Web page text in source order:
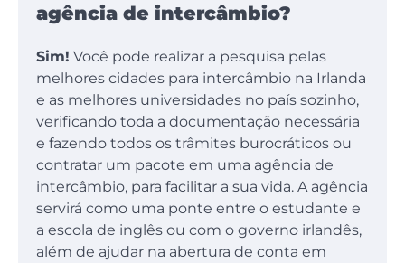
agência de intercâmbio?
Sim! Você pode realizar a pesquisa pelas
melhores cidades para intercâmbio na Irlanda
e as melhores universidades no país sozinho,
verificando toda a documentação necessária
e fazendo todos os trâmites burocráticos ou
contratar um pacote em uma agência de
intercâmbio, para facilitar a sua vida. A agência
servirá como uma ponte entre o estudante e
a escola de inglês ou com o governo irlandês,
além de ajudar na abertura de conta em